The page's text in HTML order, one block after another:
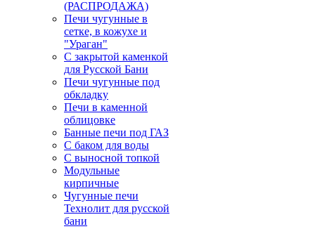
(РАСПРОДАЖА)
Печи чугунные в
сетке, в кожухе и
"Ураган"
С закрытой каменкой
для Русской Бани
Печи чугунные под
обкладку
Печи в каменной
облицовке
Банные печи под ГАЗ
С баком для воды
С выносной топкой
Модульные
кирпичные
Чугунные печи
Технолит для русской
бани